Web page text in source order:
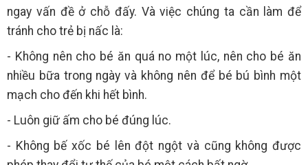
ngay vấn đề ở chỗ đấy. Và việc chúng ta cần làm để
tránh cho trẻ bị nấc là:
- Không nên cho bé ăn quá no một lúc, nên cho bé ăn
nhiều bữa trong ngày và không nên để bé bú bình một
mạch cho đến khi hết bình.
- Luôn giữ ấm cho bé đúng lúc.
- Không bế xốc bé lên đột ngột và cũng không được